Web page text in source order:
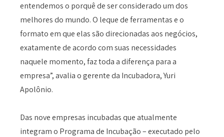
entendemos o porquê de ser considerado um dos
melhores do mundo. O leque de ferramentas e o
formato em que elas são direcionadas aos negócios,
exatamente de acordo com suas necessidades
naquele momento, faz toda a diferença para a
empresa”, avalia o gerente da Incubadora, Yuri
Apolônio.
Das nove empresas incubadas que atualmente
integram o Programa de Incubação – executado pelo